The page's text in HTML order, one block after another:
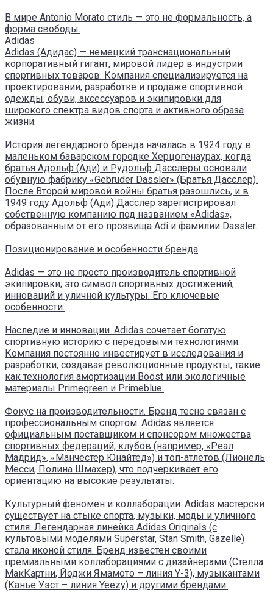
В мире Antonio Morato стиль — это не формальность, а
форма свободы.
Adidas
Adidas (Адидас) — немецкий транснациональный
корпоративный гигант, мировой лидер в индустрии
спортивных товаров. Компания специализируется на
проектировании, разработке и продаже спортивной
одежды, обуви, аксессуаров и экипировки для
широкого спектра видов спорта и активного образа
жизни.
История легендарного бренда началась в 1924 году в
маленьком баварском городке Херцогенаурах, когда
братья Адольф (Ади) и Рудольф Дасслеры основали
обувную фабрику «Gebrüder Dassler» (Братья Дасслер).
После Второй мировой войны братья разошлись, и в
1949 году Адольф (Ади) Дасслер зарегистрировал
собственную компанию под названием «Adidas»,
образованным от его прозвища Adi и фамилии Dassler.
Позиционирование и особенности бренда
Adidas — это не просто производитель спортивной
экипировки; это символ спортивных достижений,
инноваций и уличной культуры. Его ключевые
особенности:
Наследие и инновации. Adidas сочетает богатую
спортивную историю с передовыми технологиями.
Компания постоянно инвестирует в исследования и
разработки, создавая революционные продукты, такие
как технология амортизации Boost или экологичные
материалы Primegreen и Primeblue.
Фокус на производительности. Бренд тесно связан с
профессиональным спортом. Adidas является
официальным поставщиком и спонсором множества
спортивных федераций, клубов (например, «Реал
Мадрид», «Манчестер Юнайтед») и топ-атлетов (Лионель
Месси, Полина Шмахер), что подчеркивает его
ориентацию на высокие результаты.
Культурный феномен и коллаборации. Adidas мастерски
существует на стыке спорта, музыки, моды и уличного
стиля. Легендарная линейка Adidas Originals (с
культовыми моделями Superstar, Stan Smith, Gazelle)
стала иконой стиля. Бренд известен своими
премиальными коллаборациями с дизайнерами (Стелла
МакКартни, Йоджи Ямамото – линия Y-3), музыкантами
(Канье Уэст – линия Yeezy) и другими брендами.